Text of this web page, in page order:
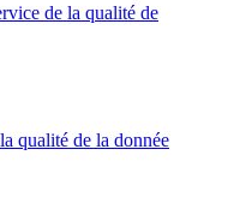
qualité de la donnée